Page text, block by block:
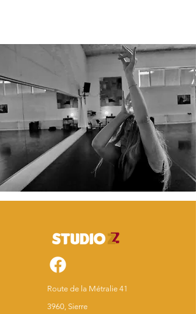
Route de la Métralie 41
3960, Sierre